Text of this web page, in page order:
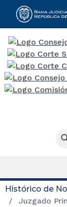
Histórico de
Juzgado